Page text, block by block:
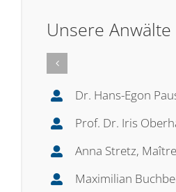
Unsere Anwälte
Dr. Hans-Egon
Prof. Dr. Iris
Anna Stretz,
Maximilian